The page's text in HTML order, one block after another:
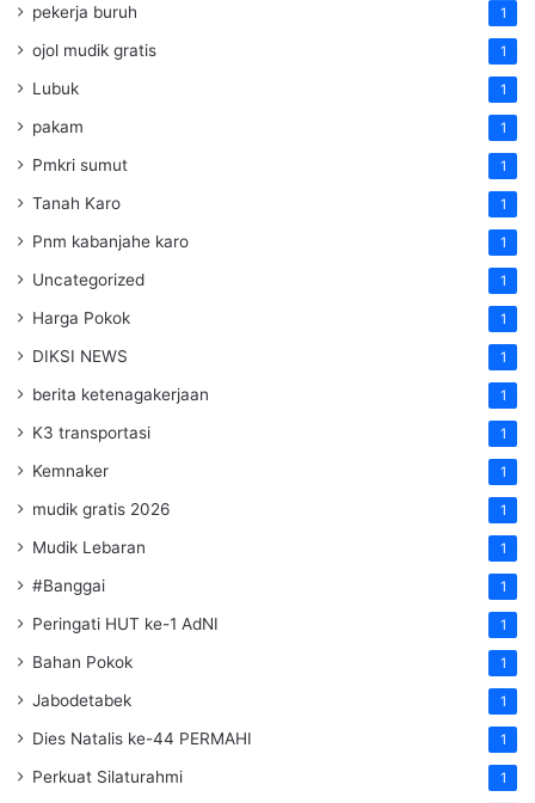
pekerja buruh 1
ojol mudik gratis 1
Lubuk 1
pakam 1
Pmkri sumut 1
Tanah Karo 1
Pnm kabanjahe karo 1
Uncategorized 1
Harga Pokok 1
DIKSI NEWS 1
berita ketenagakerjaan 1
K3 transportasi 1
Kemnaker 1
mudik gratis 2026 1
Mudik Lebaran 1
#Banggai 1
Peringati HUT ke-1 AdNI 1
Bahan Pokok 1
Jabodetabek 1
Dies Natalis ke-44 PERMAHI 1
Perkuat Silaturahmi 1